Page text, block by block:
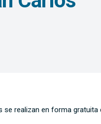
se realizan en forma gratuita